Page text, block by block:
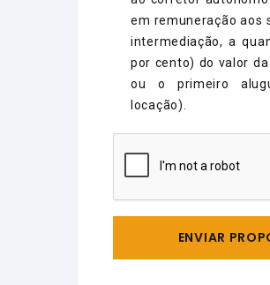
em remuneração aos
intermediação, a
por cento) do valor
ou o primeiro
locação).
ENVIAR